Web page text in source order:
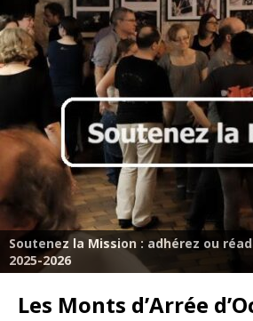
Soutenez la Mission : adhérez ou
2025-2026
Les Monts d’Arrée